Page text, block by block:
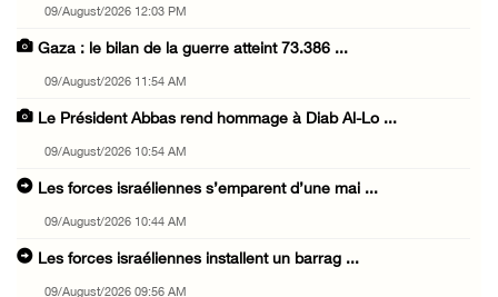
09/August/2026 12:03 PM
Gaza : le bilan de la guerre atteint 73.386 ...
09/August/2026 11:54 AM
Le Président Abbas rend hommage à Diab Al-Lo ...
09/August/2026 10:54 AM
Les forces israéliennes s’emparent d’une mai ...
09/August/2026 10:44 AM
Les forces israéliennes installent un barrag ...
09/August/2026 09:56 AM